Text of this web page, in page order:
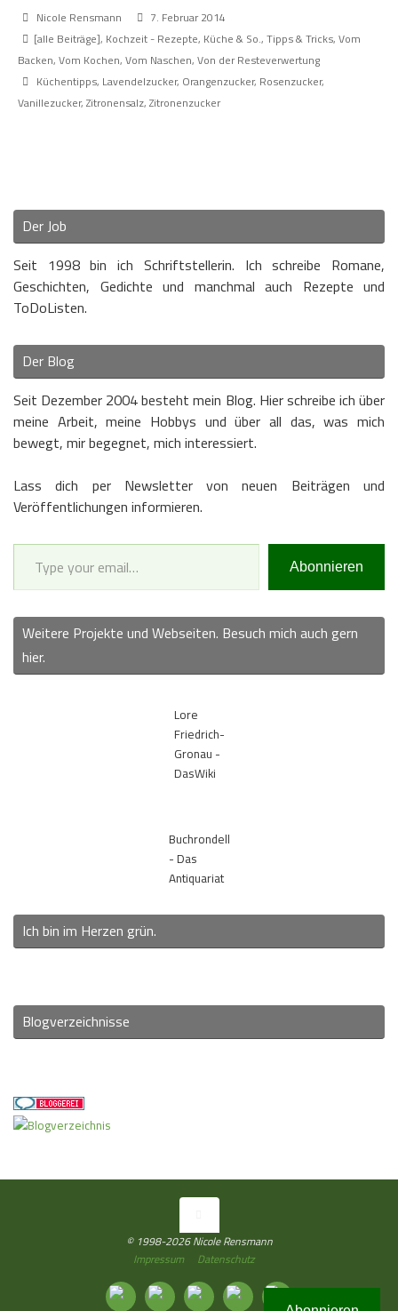
Nicole Rensmann
7. Februar 2014
[alle Beiträge], Kochzeit - Rezepte, Küche & So., Tipps & Tricks, Vom
Backen, Vom Kochen, Vom Naschen, Von der Resteverwertung
Küchentipps, Lavendelzucker, Orangenzucker, Rosenzucker,
Vanillezucker, Zitronensalz, Zitronenzucker
Der Job
Seit 1998 bin ich Schriftstellerin. Ich schreibe Romane,
Geschichten, Gedichte und manchmal auch Rezepte und
ToDoListen.
Der Blog
Seit Dezember 2004 besteht mein Blog. Hier schreibe ich über
meine Arbeit, meine Hobbys und über all das, was mich
bewegt, mir begegnet, mich interessiert.
Lass dich per Newsletter von neuen Beiträgen und
Veröffentlichungen informieren.
Type your email…
Abonnieren
Weitere Projekte und Webseiten. Besuch mich auch gern
hier.
Lore
Friedrich-
Gronau -
DasWiki
Buchrondell
- Das
Antiquariat
Ich bin im Herzen grün.
Blogverzeichnisse
© 1998-2026 Nicole Rensmann
Impressum
Datenschutz